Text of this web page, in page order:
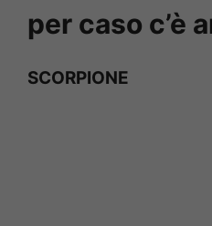
per caso c’è
SCORPIONE